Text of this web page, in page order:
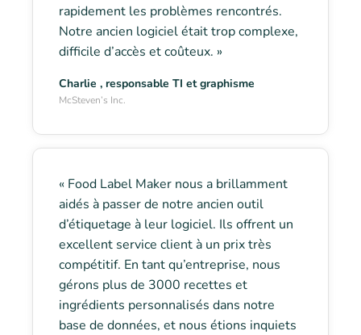
rapidement les problèmes rencontrés.
Notre ancien logiciel était trop complexe,
difficile d’accès et coûteux. »
Charlie , responsable TI et graphisme
McSteven’s Inc.
« Food Label Maker nous a brillamment
aidés à passer de notre ancien outil
d’étiquetage à leur logiciel. Ils offrent un
excellent service client à un prix très
compétitif. En tant qu’entreprise, nous
gérons plus de 3000 recettes et
ingrédients personnalisés dans notre
base de données, et nous étions inquiets